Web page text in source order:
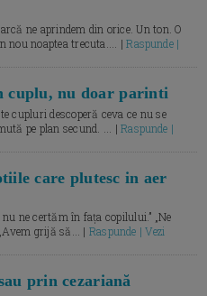
ne aprindem din orice. Un ton. O
nou noaptea trecuta.... |Raspunde |
cuplu, nu doar parinti
cupluri descoperă ceva ce nu se
pe plan secund. ... |Raspunde |
care plutesc in aer
ne certăm în fața copilului.” „Ne
grijă să... | Raspunde | Vezi
prin cezariană